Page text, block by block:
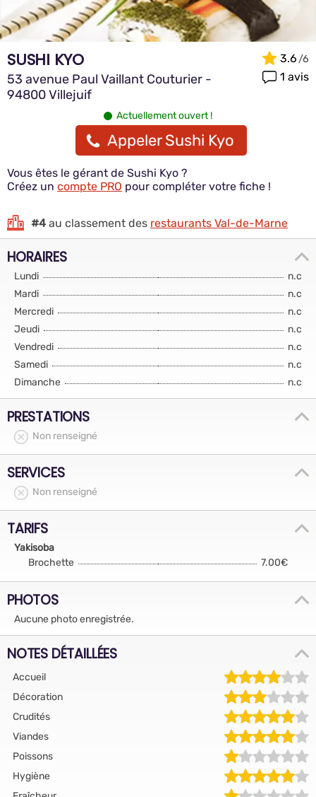
SUSHI KYO
53 avenue Paul Vaillant Couturier -
94800 Villejuif
3.6
1 avis
Actuellement ouvert !
Appeler Sushi Kyo
Vous êtes le gérant de Sushi Kyo ?
Créez un compte PRO pour compléter votre fiche !
#4 au classement des restaurants Val-de-Marne
HORAIRES
Lundi
n.c
Mardi
n.c
Mercredi
n.c
Jeudi
n.c
Vendredi
n.c
Samedi
n.c
Dimanche
n.c
PRESTATIONS
Non renseigné
SERVICES
Non renseigné
TARIFS
Yakisoba
Brochette
7.00€
PHOTOS
Aucune photo enregistrée.
NOTES DÉTAILLÉES
Accueil
Décoration
Crudités
Viandes
Poissons
Hygiène